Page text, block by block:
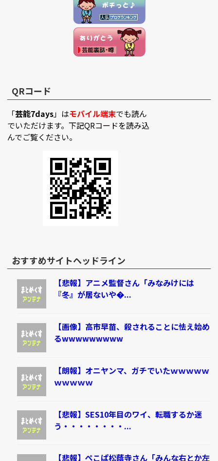
QRコード
「芸能7days」はモバイル端末でも読ん
でいただけます。下記QRコードを読み込
んでご覧ください。
おすすめサイトヘッドライン
【悲報】アニメ監督さん「みなみけには
『冬』が居ないや�...
【画像】高市早苗、殺されることに怯え始め
るwwwwwwwww
【朗報】オニヤンマ、ガチでいたｗｗｗｗｗ
ｗｗｗｗｗ
【悲報】SES10年目のワイ、転職するか迷
う・・・・・・・・...
【悲報】ぺこぱ松蔭寺さん「みんな右とか左